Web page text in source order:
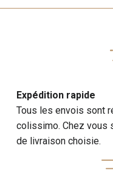
Expédition rapide
Tous les envois sont
colissimo. Chez vous
de livraison choisie.